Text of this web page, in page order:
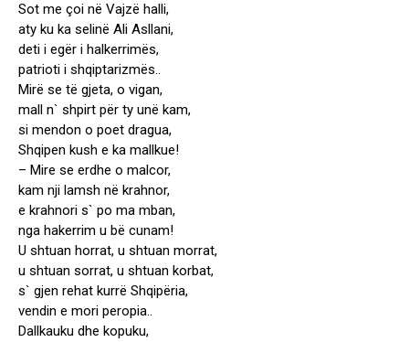
Sot me çoi në Vajzë halli,
aty ku ka selinë Ali Asllani,
deti i egër i halkerrimës,
patrioti i shqiptarizmës..
Mirë se të gjeta, o vigan,
mall n` shpirt për ty unë kam,
si mendon o poet dragua,
Shqipen kush e ka mallkue!
– Mire se erdhe o malcor,
kam nji lamsh në krahnor,
e krahnori s` po ma mban,
nga hakerrim u bë cunam!
U shtuan horrat, u shtuan morrat,
u shtuan sorrat, u shtuan korbat,
s` gjen rehat kurrë Shqipëria,
vendin e mori peropia..
Dallkauku dhe kopuku,